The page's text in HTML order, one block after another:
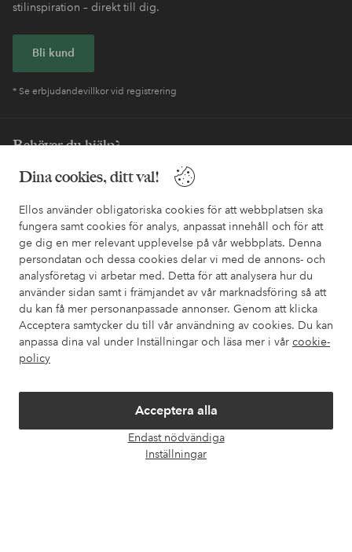
Dina cookies, ditt val!
Ellos använder obligatoriska cookies för att webbplatsen ska
fungera samt cookies för analys, anpassat innehåll och för att
ge dig en mer relevant upplevelse på vår webbplats. Denna
persondatan och dessa cookies delar vi med de annons- och
analysföretag vi arbetar med. Detta för att analysera hur du
använder sidan samt i främjandet av vår marknadsföring så att
du kan få mer personanpassade annonser. Genom att klicka
Acceptera samtycker du till vår användning av cookies. Du kan
anpassa dina val under Inställningar och läsa mer i vår cookie-
policy
Acceptera alla
Endast nödvändiga
Inställningar
stilinspiration – direkt till dig.
Bli kund
* Se erbjudandevillkor vid registrering
Behöver du hjälp?
I vår FAQ hittar du svaren på de vanligaste frågorna. Här finns
också information om hur du enklast kontaktar oss.
Kundservice Beställning Betalsätt
Mina sidor
Om Ellos
Villkor